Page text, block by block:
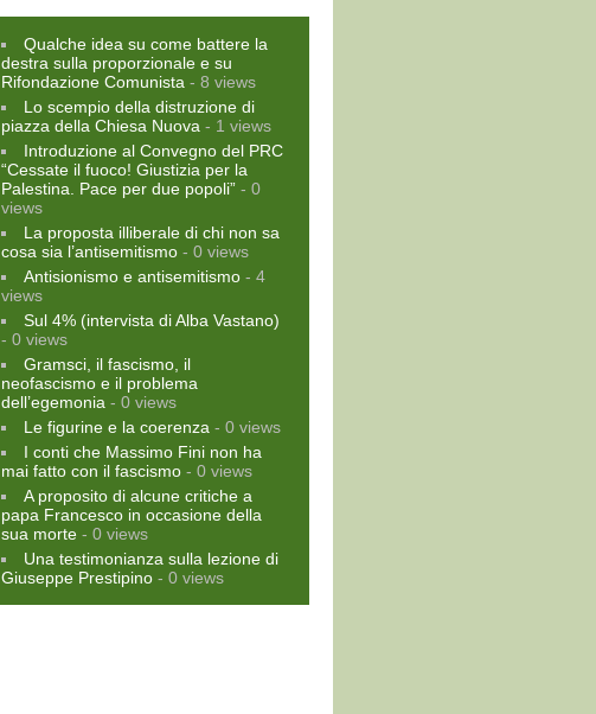
Qualche idea su come battere la
destra sulla proporzionale e su
Rifondazione Comunista - 8 views
Lo scempio della distruzione di
piazza della Chiesa Nuova - 1 views
Introduzione al Convegno del PRC
“Cessate il fuoco! Giustizia per la
Palestina. Pace per due popoli” - 0
views
La proposta illiberale di chi non sa
cosa sia l’antisemitismo - 0 views
Antisionismo e antisemitismo - 4
views
Sul 4% (intervista di Alba Vastano)
- 0 views
Gramsci, il fascismo, il
neofascismo e il problema
dell’egemonia - 0 views
Le figurine e la coerenza - 0 views
I conti che Massimo Fini non ha
mai fatto con il fascismo - 0 views
A proposito di alcune critiche a
papa Francesco in occasione della
sua morte - 0 views
Una testimonianza sulla lezione di
Giuseppe Prestipino - 0 views